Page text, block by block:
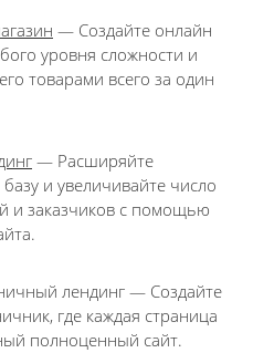
— Создайте онлайн
уровня сложности и
товарами всего за один
— Расширяйте
и увеличивайте число
и заказчиков с помощью
лендинг — Создайте
где каждая страница
полноценный сайт.